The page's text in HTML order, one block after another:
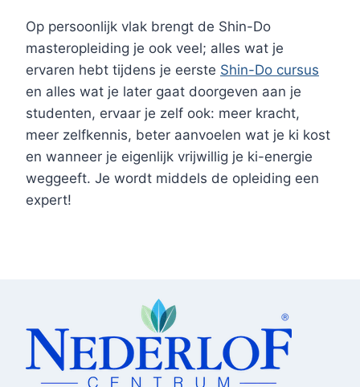
Op persoonlijk vlak brengt de Shin-Do
masteropleiding je ook veel; alles wat je
ervaren hebt tijdens je eerste Shin-Do cursus
en alles wat je later gaat doorgeven aan je
studenten, ervaar je zelf ook: meer kracht,
meer zelfkennis, beter aanvoelen wat je ki kost
en wanneer je eigenlijk vrijwillig je ki-energie
weggeeft. Je wordt middels de opleiding een
expert!